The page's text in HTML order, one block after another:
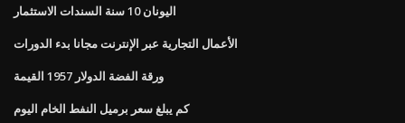
اليونان 10 سنة السندات الاستثمار
الأعمال التجارية عبر الإنترنت مجانا بدء الدورات
ورقة الفضة الدولار 1957 القيمة
كم يبلغ سعر برميل النفط الخام اليوم